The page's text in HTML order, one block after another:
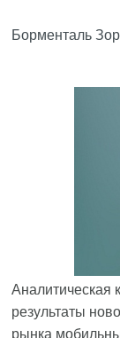
Борменталь
Аналитическая
результаты
рынка